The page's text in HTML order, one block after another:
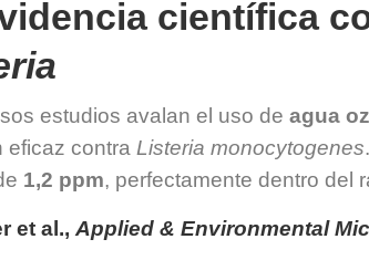
científica
estudios avalan el uso de agua
eficaz contra Listeria monocytogenes
1,2 ppm, perfectamente dentro del
et al., Applied & Environmental